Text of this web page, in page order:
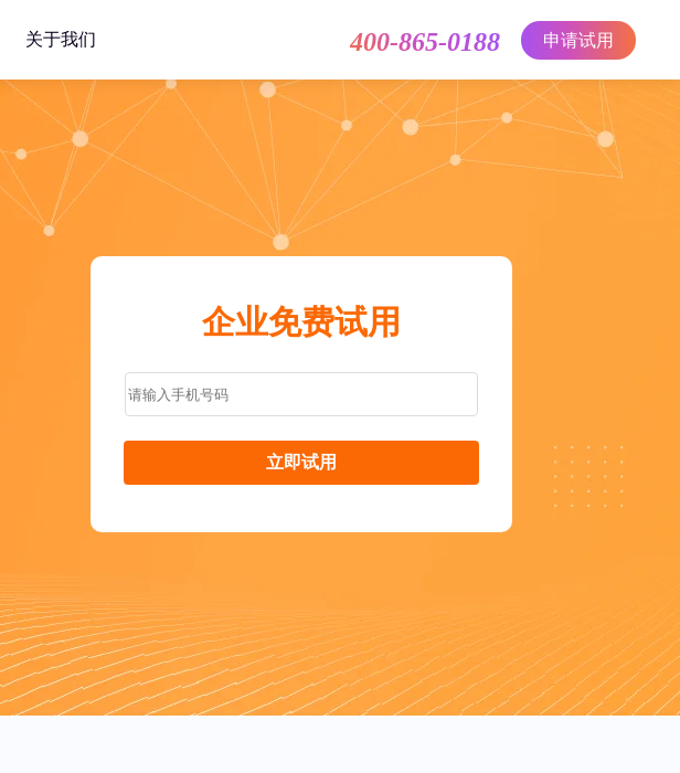
关于我们 400-865-0188 申请试用
企业免费试用
立即试用